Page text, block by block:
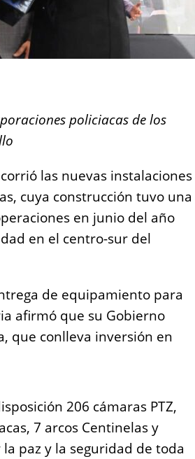
policiacas de los
las nuevas instalaciones
cuya construcción tuvo una
en junio del año
en el centro-sur del
de equipamiento para
afirmó que su Gobierno
que conlleva inversión en
206 cámaras PTZ,
7 arcos Centinelas y
paz y la seguridad de toda